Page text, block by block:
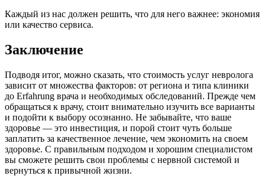
Каждый из нас должен решить, что для него важнее: экономия
или качество сервиса.
Заключение
Подводя итог, можно сказать, что стоимость услуг невролога
зависит от множества факторов: от региона и типа клиники
до Erfahrung врача и необходимых обследований. Прежде чем
обращаться к врачу, стоит внимательно изучить все варианты
и подойти к выбору осознанно. Не забывайте, что ваше
здоровье — это инвестиция, и порой стоит чуть больше
заплатить за качественное лечение, чем экономить на своем
здоровье. С правильным подходом и хорошим специалистом
вы сможете решить свои проблемы с нервной системой и
вернуться к привычной жизни.